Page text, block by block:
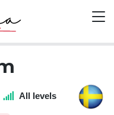
All levels